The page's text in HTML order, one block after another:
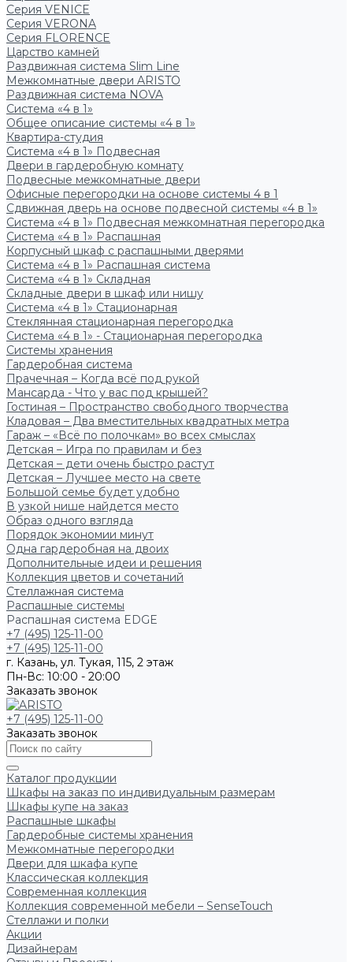
Серия VENICE
Серия VERONA
Серия FLORENCE
Царство камней
Раздвижная система Slim Line
Межкомнатные двери ARISTO
Раздвижная система NOVA
Система «4 в 1»
Общее описание системы «4 в 1»
Квартира-студия
Система «4 в 1» Подвесная
Двери в гардеробную комнату
Подвесные межкомнатные двери
Офисные перегородки на основе системы 4 в 1
Сдвижная дверь на основе подвесной системы «4 в 1»
Система «4 в 1» Подвесная межкомнатная перегородка
Система «4 в 1» Распашная
Корпусный шкаф с распашными дверями
Система «4 в 1» Распашная система
Система «4 в 1» Складная
Складные двери в шкаф или нишу
Система «4 в 1» Стационарная
Стеклянная стационарная перегородка
Система «4 в 1» - Стационарная перегородка
Системы хранения
Гардеробная система
Прачечная – Когда всё под рукой
Мансарда - Что у вас под крышей?
Гостиная – Пространство свободного творчества
Кладовая – Два вместительных квадратных метра
Гараж – «Всё по полочкам» во всех смыслах
Детская – Игра по правилам и без
Детская – дети очень быстро растут
Детская – Лучшее место на свете
Большой семье будет удобно
В узкой нише найдется место
Образ одного взгляда
Порядок экономии минут
Одна гардеробная на двоих
Дополнительные идеи и решения
Коллекция цветов и сочетаний
Стеллажная система
Распашные системы
Распашная система EDGE
+7 (495) 125-11-00
+7 (495) 125-11-00
г. Казань, ул. Тукая, 115, 2 этаж
Пн-Вс: 10:00 - 20:00
Заказать звонок
+7 (495) 125-11-00
Заказать звонок
Каталог продукции
Шкафы на заказ по индивидуальным размерам
Шкафы купе на заказ
Распашные шкафы
Гардеробные системы хранения
Межкомнатные перегородки
Двери для шкафа купе
Классическая коллекция
Современная коллекция
Коллекция современной мебели – SenseTouch
Стеллажи и полки
Акции
Дизайнерам